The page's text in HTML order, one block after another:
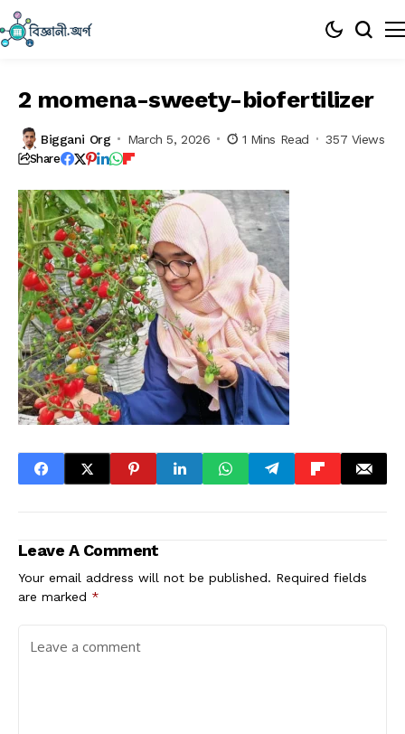
2 momena-sweety-biofertilizer
Biggani Org March 5, 2026 1 Mins Read 357 Views
Share
Leave A Comment
Your email address will not be published. Required fields
are marked *